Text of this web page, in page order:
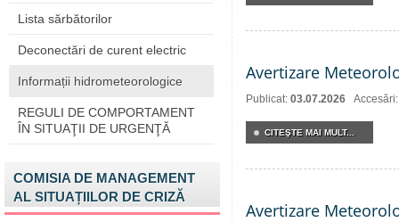
Lista sărbătorilor
Deconectări de curent electric
Informații hidrometeorologice
REGULI DE COMPORTAMENT
ÎN SITUAŢII DE URGENŢĂ
COMISIA DE MANAGEMENT
AL SITUAȚIILOR DE CRIZĂ
Avertizare
Publicat: 03.07.2026
CITEŞTE MAI MULT...
Avertizare